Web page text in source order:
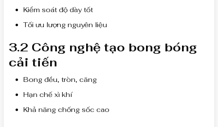
Kiểm soát độ dày tốt
Tối ưu lượng nguyên liệu
3.2 Công nghệ tạo bong bóng
cải tiến
Bong đều, tròn, căng
Hạn chế xì khí
Khả năng chống sốc cao